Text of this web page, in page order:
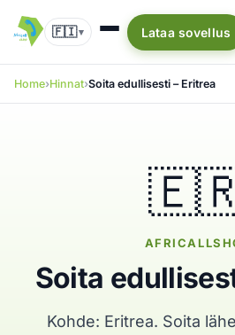
🇫🇮▾ Lataa sovellus
Home Hinnat Soita edullisesti – Eritrea
Soita
Kohde: Eritrea. Soita